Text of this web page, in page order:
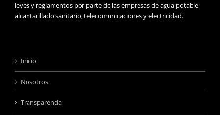
leyes y reglamentos por parte de las empresas de agua potable,
alcantarillado sanitario, telecomunicaciones y electricidad.
Inicio
Nosotros
Transparencia